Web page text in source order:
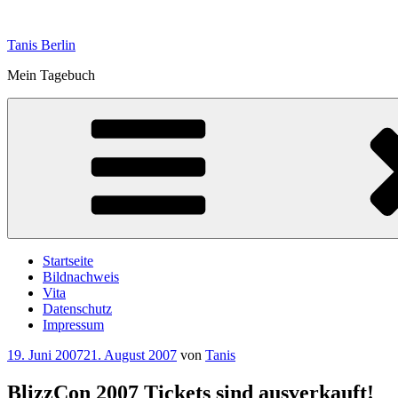
springen
Tanis Berlin
Mein Tagebuch
Startseite
Bildnachweis
Vita
Datenschutz
Impressum
Veröffentlicht
19. Juni 200721. August 2007 von Tanis
BlizzCon 2007 Tickets sind ausverkauft!